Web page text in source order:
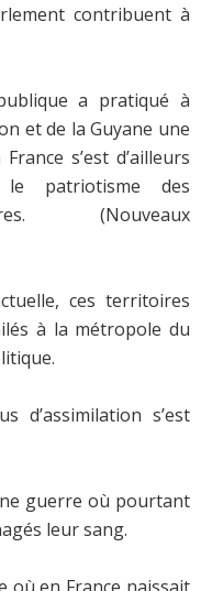
contribuent à
a pratiqué à
et de la Guyane une
s’est d’ailleurs
le patriotisme des
(Nouveaux
ces territoires
à la métropole du
d’assimilation s’est
guerre où pourtant
leur sang.